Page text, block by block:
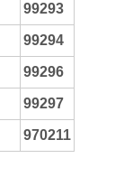
99293
99294
99296
99297
970211